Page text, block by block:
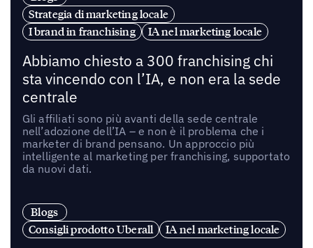
Strategia di marketing locale
I brand in franchising
IA nel marketing locale
Abbiamo chiesto a 300 franchising chi
sta vincendo con l’IA, e non era la sede
centrale
Gli affiliati sono più avanti della sede centrale
nell’adozione dell’IA – e non è il problema che i
marketer di brand pensano. Un approccio più
intelligente al marketing per franchising, supportato
da nuovi dati.
Blogs
Consigli prodotto Uberall
IA nel marketing locale